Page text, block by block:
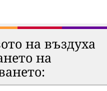
на въздуха
на